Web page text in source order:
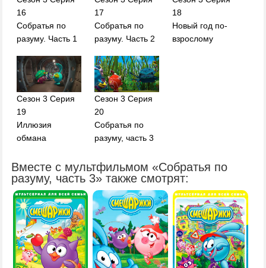
16
Собратья по
разуму. Часть 1
17
Собратья по
разуму. Часть 2
18
Новый год по-
взрослому
Сезон 3 Серия
19
Иллюзия
обмана
Сезон 3 Серия
20
Собратья по
разуму, часть 3
Вместе с мультфильмом «Собратья по
разуму, часть 3» также смотрят: